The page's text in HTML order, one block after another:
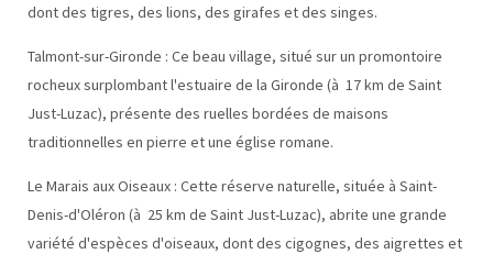
dont des tigres, des lions, des girafes et des singes.
Talmont-sur-Gironde : Ce beau village, situé sur un promontoire
rocheux surplombant l'estuaire de la Gironde (à 17 km de Saint
Just-Luzac), présente des ruelles bordées de maisons
traditionnelles en pierre et une église romane.
Le Marais aux Oiseaux : Cette réserve naturelle, située à Saint-
Denis-d'Oléron (à 25 km de Saint Just-Luzac), abrite une grande
variété d'espèces d'oiseaux, dont des cigognes, des aigrettes et